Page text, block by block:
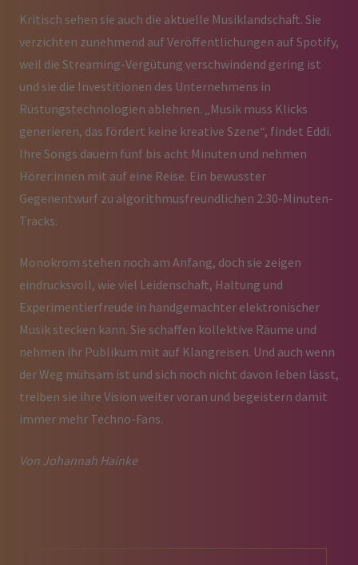
Kritisch sehen sie auch die aktuelle Musiklandschaft. Sie
verzichten zunehmend auf Veröffentlichungen auf Spotify,
weil die Streaming-Vergütung verschwindend gering ist
und sie die Investitionen des Unternehmens in
Rüstungstechnologien ablehnen. „Musik muss Klicks
generieren, das fördert keine kreative Szene“, findet Eddi.
Ihre Songs dauern fünf bis acht Minuten und nehmen
Hörer:innen mit auf eine Reise. Ein bewusster
Gegenentwurf zu algorithmusfreundlichen 2:30-Minuten-
Tracks.
Monokrom stehen noch am Anfang, doch sie zeigen
eindrucksvoll, wie viel Leidenschaft, Haltung und
Experimentierfreude in handgemachter elektronischer
Musik stecken kann. Sie schaffen kollektive Räume und
nehmen ihr Publikum mit auf Klangreisen. Und auch wenn
der Weg mühsam ist und sich noch nicht davon leben lässt,
treiben sie ihre Vision weiter voran und begeistern damit
immer mehr Techno-Fans.
Von Johannah Hainke